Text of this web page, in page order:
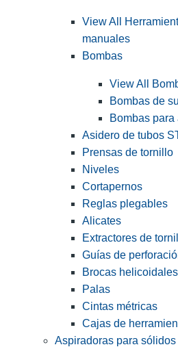
View All
manuales
Bombas
View All
Bombas de
Bombas
Asidero de tubos
Prensas de tornillo
Niveles
Cortapernos
Reglas plegables
Alicates
Extractores de
Guías de
Brocas helicoidales
Palas
Cintas métricas
Cajas de
Aspiradoras para